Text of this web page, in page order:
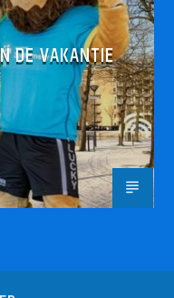
DE VAKANTIE